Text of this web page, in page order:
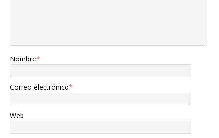
Nombre*
Correo electrónico*
Web